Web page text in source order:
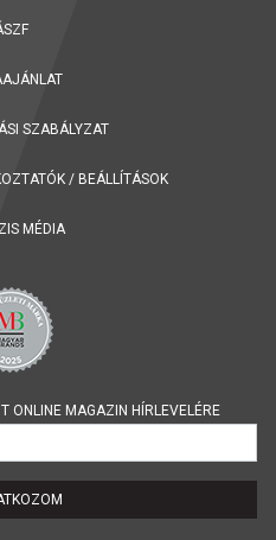
SZABÁLYZAT
/ BEÁLLÍTÁSOK
MÉDIA
ONLINE MAGAZIN HÍRLEVELÉRE